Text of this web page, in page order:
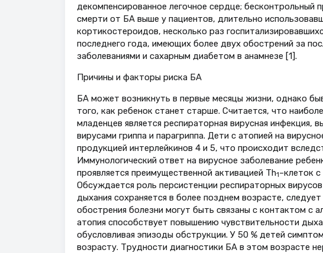
декомпенсированное легочное сердце;
смерти от БА выше у пациентов, длительно
кортикостероидов, несколько раз
последнего года, имеющих более двух обострений за
заболеваниями и сахарным диабетом в анамнезе [1].
Причины и факторы риска БА
БА может возникнуть в первые месяцы жизни, однако
того, как ребенок станет старше. Считается, что
младенцев является респираторная вирусная инфекция,
вирусами гриппа и парагриппа. Дети с атопией на
продукцией интерлейкинов 4 и 5, что происходит
Иммунологический ответ на вирусное заболевание
проявляется преимущественной активацией Th1 –клеток
Обсуждается роль персистенции респираторных
дыхания сохраняется в более позднем возрасте,
обострения болезни могут быть связаны с контактом с
атопия способствует повышению чувствительности
обусловливая эпизоды обструкции. У 50 % детей
возрасту. Трудности диагностики БА в этом возрасте